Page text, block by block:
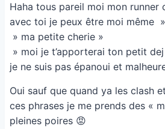
Haha tous pareil moi mon
avec toi je peux être moi même »
» ma petite cherie »
» moi je t’apporterai ton petit
je ne suis pas épanoui et
Oui sauf que quand ya les clash
ces phrases je me prends des «
pleines poires 😡